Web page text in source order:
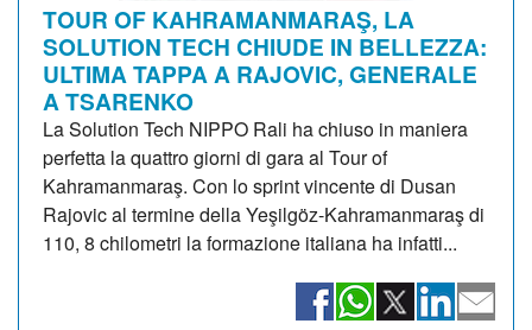
TOUR OF KAHRAMANMARAŞ, LA
SOLUTION TECH CHIUDE IN BELLEZZA:
ULTIMA TAPPA A RAJOVIC, GENERALE
A TSARENKO
La Solution Tech NIPPO Rali ha chiuso in maniera
perfetta la quattro giorni di gara al Tour of
Kahramanmaraş. Con lo sprint vincente di Dusan
Rajovic al termine della Yeşilgöz-Kahramanmaraş di
110, 8 chilometri la formazione italiana ha infatti...